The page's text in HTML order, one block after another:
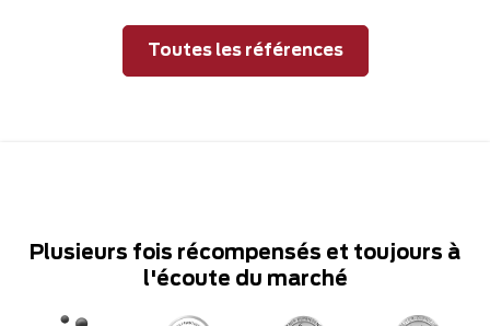
Toutes les références
Plusieurs fois récompensés et toujours à
l'écoute du marché